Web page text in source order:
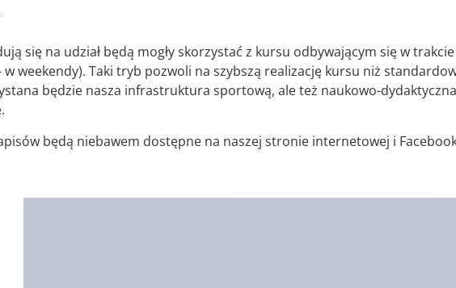
się na udział będą mogły skorzystać z kursu odbywającym się w
weekendy). Taki tryb pozwoli na szybszą realizację kursu niż
będzie nasza infrastruktura sportową, ale też naukowo-
będą niebawem dostępne na naszej stronie internetowej i